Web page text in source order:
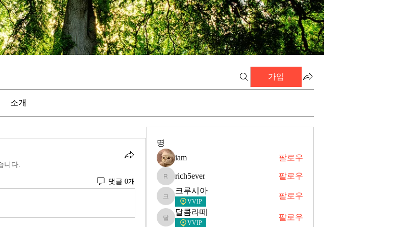
가입
소개
니다.
댓글 0개
명
iam 팔로우
rich5ever
rich5ever 팔로우
크루시아
크루시아
VVIP
팔로우
달콤라떼
달콤라떼
VVIP
팔로우